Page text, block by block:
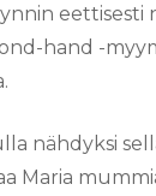
eettisesti
hand -
nähdyksi
Maria